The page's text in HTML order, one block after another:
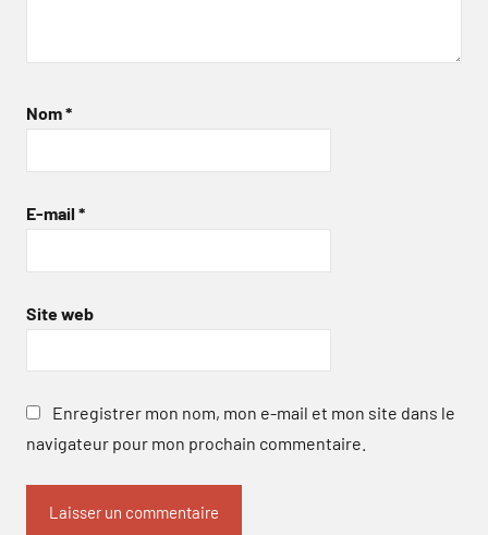
Nom*
E-mail *
Site web
Enregistrer mon nom, mon e-mail et mon site dans le
navigateur pour mon prochain commentaire.